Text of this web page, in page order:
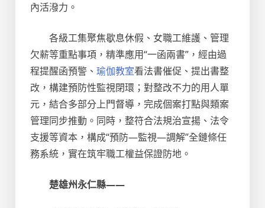
內活潑力。
各級工集聚焦歇息休假、女職工維護、管理
欠薪等重點事項，精準應用“一函兩書”，經由過
程提醒函預警、 瑜伽教室看法書催促、提出書整
改，構建預防性監視閉環；對整改不力的用人單
元，結合多部分上門督導，完成個案打點與類案
管理同步推動。同時，整符合法規治宣揚、法令
支援等資本，構成“預防—監視—調解”全鏈條任
務系統，實在筑牢職工權益保證防地。
楚雄州永仁縣——